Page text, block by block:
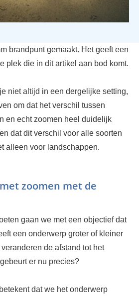
brandpunt gemaakt. Het geeft een
plek die in dit artikel aan bod komt.
niet altijd in een dergelijke setting,
om dat het verschil tussen
en echt zoomen heel duidelijk
dat dit verschil voor alle soorten
alleen voor landschappen.
zoomen met de
gaan we met een objectief dat
een onderwerp groter of kleiner
de afstand tot het
er nu precies?
dat we het onderwerp